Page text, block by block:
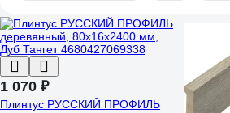
1 070 ₽
Плинтус РУССКИЙ ПРОФИЛЬ